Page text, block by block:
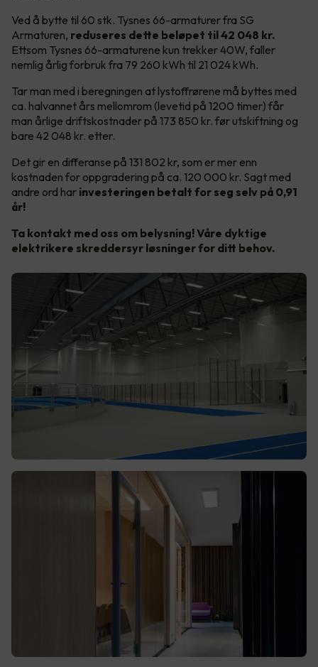
Ved å bytte til 60 stk. Tysnes 66-armaturer fra SG
Armaturen, reduseres dette beløpet til 42 048 kr.
Ettsom Tysnes 66-armaturene kun trekker 40W, faller
nemlig årlig forbruk fra 79 260 kWh til 21 024 kWh.
Tar man med i beregningen at lystoffrørene må byttes med
ca. halvannet års mellomrom (levetid på 1200 timer) får
man årlige driftskostnader på 173 850 kr. før utskiftning og
bare 42 048 kr. etter.
Det gir en differanse på 131 802 kr, som er mer enn
kostnaden for oppgradering på ca. 120 000 kr. Sagt med
andre ord har investeringen betalt for seg selv på 0,91
år!
Ta kontakt med oss om belysning! Våre dyktige
elektrikere skreddersyr løsninger for ditt behov.